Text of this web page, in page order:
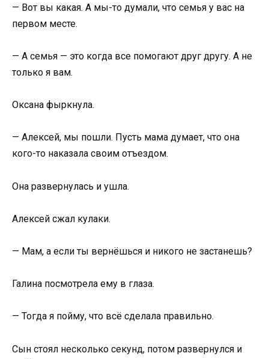
— Вот вы какая. А мы-то думали, что семья у вас на
первом месте.
— А семья — это когда все помогают друг другу. А не
только я вам.
Оксана фыркнула.
— Алексей, мы пошли. Пусть мама думает, что она
кого-то наказала своим отъездом.
Она развернулась и ушла.
Алексей сжал кулаки.
— Мам, а если ты вернёшься и никого не застанешь?
Галина посмотрела ему в глаза.
— Тогда я пойму, что всё сделала правильно.
Сын стоял несколько секунд, потом развернулся и